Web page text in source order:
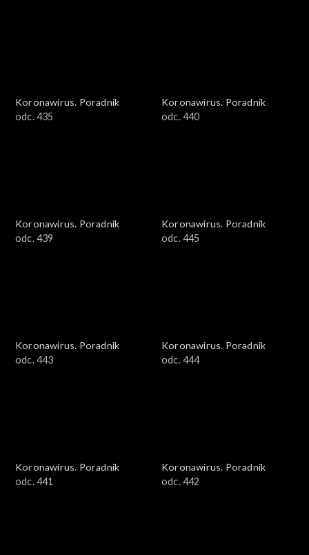
Koronawirus. Poradnik
odc. 435
Koronawirus. Poradnik
odc. 440
Koronawirus. Poradnik
odc. 439
Koronawirus. Poradnik
odc. 445
Koronawirus. Poradnik
odc. 443
Koronawirus. Poradnik
odc. 444
Koronawirus. Poradnik
odc. 441
Koronawirus. Poradnik
odc. 442